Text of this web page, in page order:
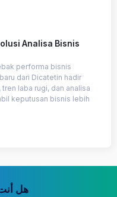
Analisa Bisnis
performa bisnis
dari Dicatetin hadir
laba rugi, dan analisa
keputusan bisnis lebih
هل